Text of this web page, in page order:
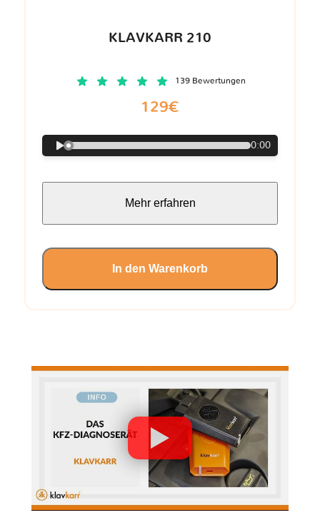
KLAVKARR 210
139 Bewertungen
129€
0:00
Mehr erfahren
In den Warenkorb